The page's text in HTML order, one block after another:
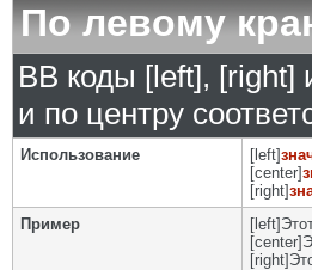
По левому
BB коды [left], [right]
и по центру
Использование [left]
[center]
[right]
Пример